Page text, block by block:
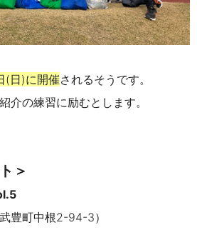
(日)に開催されるそうです。
介の練習に励むとします。
＞
武豊町中根2-94-3）